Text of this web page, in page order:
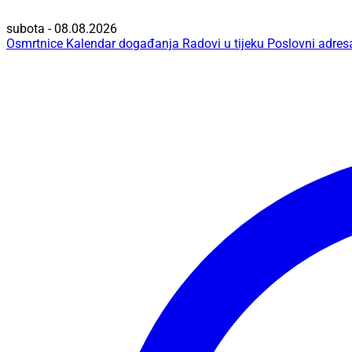
subota - 08.08.2026
Osmrtnice Kalendar događanja Radovi u tijeku Poslovni